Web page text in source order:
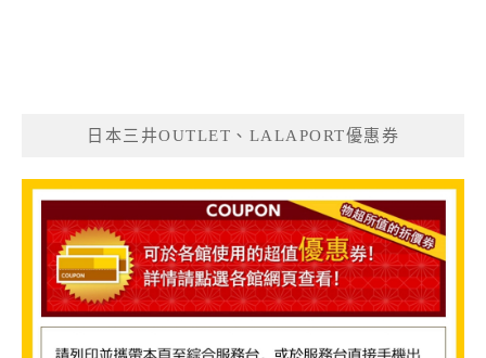
日本三井OUTLET、LALAPORT優惠券